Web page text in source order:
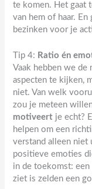
te komen. Het gaat
van hem of haar.
bezinken voor je
Tip 4: Ratio én
Vaak hebben we
aspecten te kijken,
niet. Van welk
zou je meteen
motiveert je echt?
helpen om een
verstand alleen
positieve emoties
in de toekomst:
ziet is zelden een